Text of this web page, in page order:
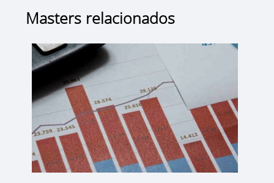
Masters relacionados